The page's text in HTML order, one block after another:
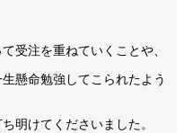
受注を重ねていくことや、
懸命勉強してこられたよう
明けてくださいました。